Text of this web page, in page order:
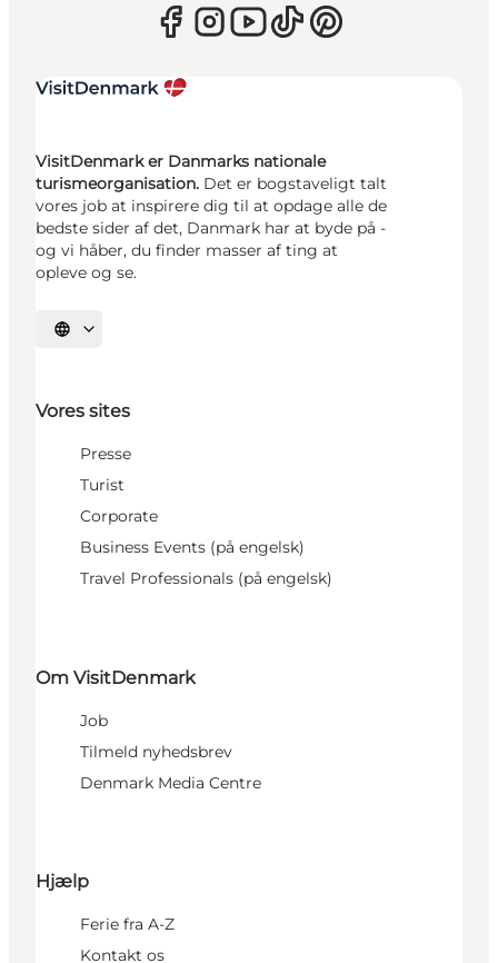
VisitDenmark er Danmarks nationale
turismeorganisation. Det er bogstaveligt talt
vores job at inspirere dig til at opdage alle de
bedste sider af det, Danmark har at byde på -
og vi håber, du finder masser af ting at
opleve og se.
Vælg sprog
Vores sites
Presse
Turist
Corporate
Business Events (på engelsk)
Travel Professionals (på engelsk)
Om VisitDenmark
Job
Tilmeld nyhedsbrev
Denmark Media Centre
Hjælp
Ferie fra A-Z
Kontakt os